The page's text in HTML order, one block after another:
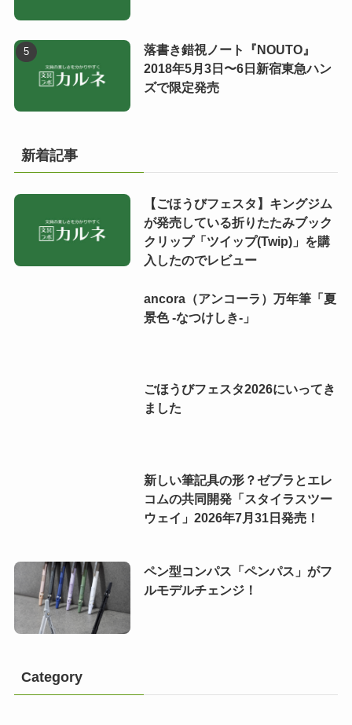
落書き錯視ノート『NOUTO』
2018年5月3日〜6日新宿東急ハン
ズで限定発売
新着記事
【ごほうびフェスタ】キングジム
が発売している折りたたみブック
クリップ「ツイップ(Twip)」を購
入したのでレビュー
ancora（アンコーラ）万年筆「夏
景色 -なつけしき-」
ごほうびフェスタ2026にいってき
ました
新しい筆記具の形？ゼブラとエレ
コムの共同開発「スタイラスツー
ウェイ」2026年7月31日発売！
ペン型コンパス「ペンパス」がフ
ルモデルチェンジ！
Category